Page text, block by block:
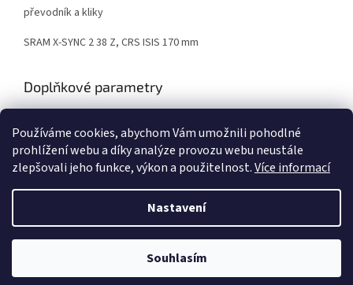
Používáme cookies, abychom Vám umožnili pohodlné
prohlížení webu a díky analýze provozu webu neustále
zlepšovali jeho funkce, výkon a použitelnost.Více informací
Nastavení
Souhlasím
převodník a kliky
SRAM X-SYNC 2 38 Z, CRS ISIS 170 mm
Doplňkové parametry
EAN: 8595640731640
Vytvořil Shoptet
Elektrokola - Dobruška